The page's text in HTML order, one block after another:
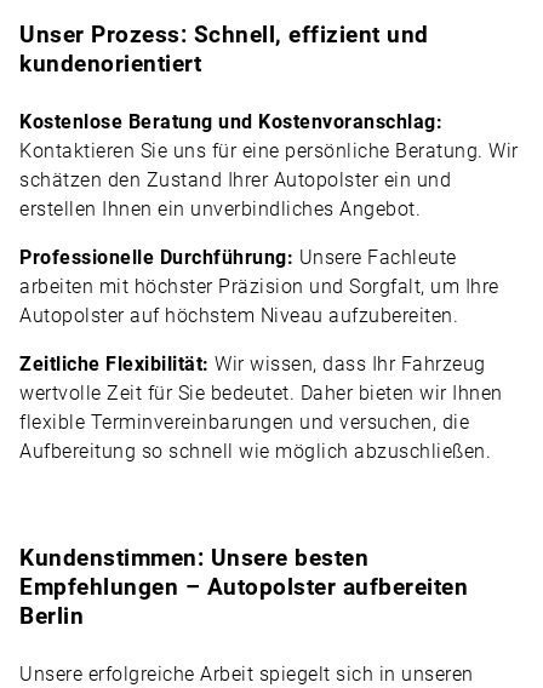
Unser Prozess: Schnell, effizient und
kundenorientiert
Kostenlose Beratung und Kostenvoranschlag:
Kontaktieren Sie uns für eine persönliche Beratung. Wir
schätzen den Zustand Ihrer Autopolster ein und
erstellen Ihnen ein unverbindliches Angebot.
Professionelle Durchführung: Unsere Fachleute
arbeiten mit höchster Präzision und Sorgfalt, um Ihre
Autopolster auf höchstem Niveau aufzubereiten.
Zeitliche Flexibilität: Wir wissen, dass Ihr Fahrzeug
wertvolle Zeit für Sie bedeutet. Daher bieten wir Ihnen
flexible Terminvereinbarungen und versuchen, die
Aufbereitung so schnell wie möglich abzuschließen.
Kundenstimmen: Unsere besten
Empfehlungen – Autopolster aufbereiten
Berlin
Unsere erfolgreiche Arbeit spiegelt sich in unseren